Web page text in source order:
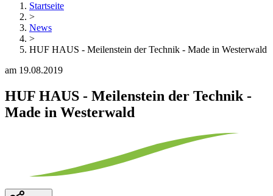
Startseite
>
News
>
HUF HAUS - Meilenstein der Technik - Made in Westerwald
am 19.08.2019
HUF HAUS - Meilenstein der Technik -
Made in Westerwald